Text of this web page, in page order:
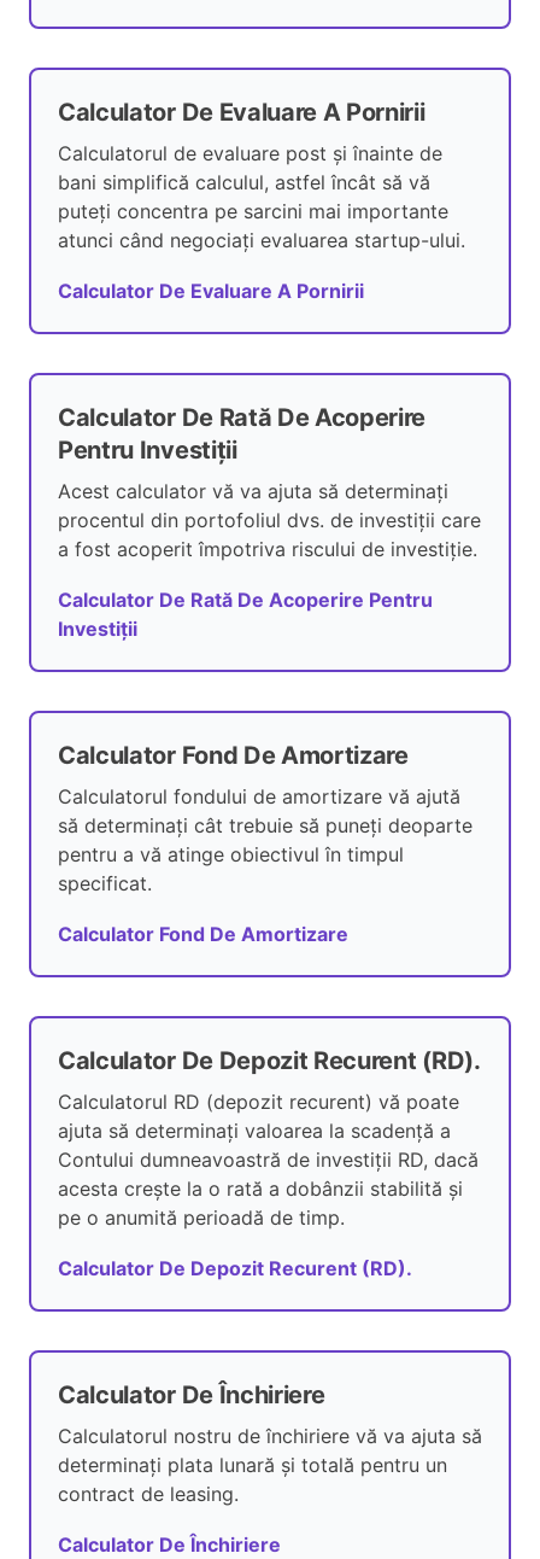
Calculator De Evaluare A Pornirii
Calculatorul de evaluare post și înainte de
bani simplifică calculul, astfel încât să vă
puteți concentra pe sarcini mai importante
atunci când negociați evaluarea startup-ului.
Calculator De Evaluare A Pornirii
Calculator De Rată De Acoperire
Pentru Investiții
Acest calculator vă va ajuta să determinați
procentul din portofoliul dvs. de investiții care
a fost acoperit împotriva riscului de investiție.
Calculator De Rată De Acoperire Pentru
Investiții
Calculator Fond De Amortizare
Calculatorul fondului de amortizare vă ajută
să determinați cât trebuie să puneți deoparte
pentru a vă atinge obiectivul în timpul
specificat.
Calculator Fond De Amortizare
Calculator De Depozit Recurent (RD).
Calculatorul RD (depozit recurent) vă poate
ajuta să determinați valoarea la scadență a
Contului dumneavoastră de investiții RD, dacă
acesta crește la o rată a dobânzii stabilită și
pe o anumită perioadă de timp.
Calculator De Depozit Recurent (RD).
Calculator De Închiriere
Calculatorul nostru de închiriere vă va ajuta să
determinați plata lunară și totală pentru un
contract de leasing.
Calculator De Închiriere